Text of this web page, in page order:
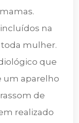
na
mulher.
que
um aparelho
de
realizado